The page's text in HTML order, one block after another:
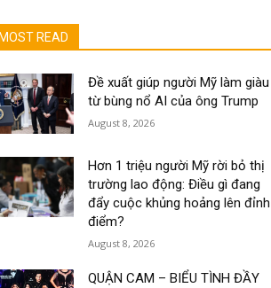
MOST READ
Đề xuất giúp người Mỹ làm giàu
từ bùng nổ AI của ông Trump
August 8, 2026
Hơn 1 triệu người Mỹ rời bỏ thị
trường lao động: Điều gì đang
đẩy cuộc khủng hoảng lên đỉnh
điểm?
August 8, 2026
QUẬN CAM – BIỂU TÌNH ĐẦY